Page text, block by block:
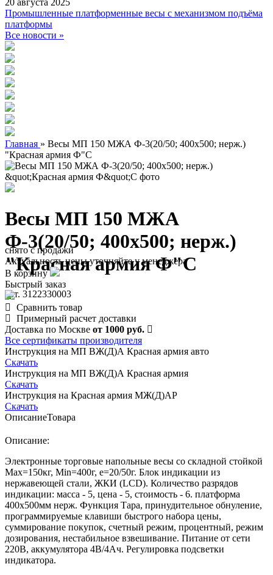
20 августа 2025
Промышленные платформенные весы с механизмом подъёма
платформы
Все новости »
Главная » Весы МП 150 МЖА Ф-3(20/50; 400х500; нерж.)
"Красная армия Ф"С
Весы МП 150 МЖА
Ф-3(20/50; 400х500; нерж.)
"Красная армия Ф"С
арт. 3122330003
снято с продажи
Актуальность цены уточняйте у менеджера
В корзину
Быстрый заказ
Сравнить товар
Примерный расчет доставки
Доставка по Москве от 1000 руб.
Все сертификаты производителя
Инструкция на МП ВЖ(Д)А Красная армия авто
Скачать
Инструкция на МП ВЖ(Д)А Красная армия
Скачать
Инструкция на Красная армия МЖ(Д)АР
Скачать
ОписаниеТовара
Описание:
Электронные торговые напольные весы со складной стойкой
Мах=150кг, Min=400г, e=20/50г. Блок индикации из
нержавеющей стали, ЖКИ (LCD). Количество разрядов
индикации: масса - 5, цена - 5, стоимость - 6. платформа
400х500мм нерж. Функция Тара, принудительное обнуление,
программируемые клавиши быстрого набора цены,
суммирование покупок, счетный режим, процентный, режим
дозирования, нестабильное взвешивание. Питание от сети
220В, аккумулятора 4В/4Ач. Регулировка подсветки
индикатора.